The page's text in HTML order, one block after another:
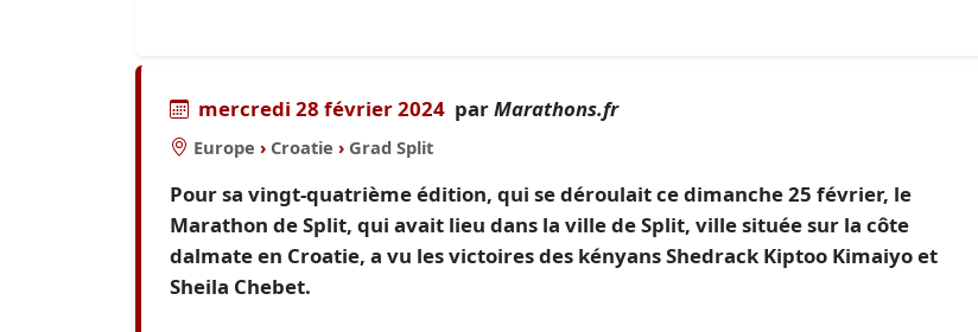
mercredi 28 février 2024 parMarathons.fr
Europe › Croatie › Grad Split
Pour sa vingt-quatrième édition, qui se déroulait ce dimanche 25 février, le
Marathon de Split, qui avait lieu dans la ville de Split, ville située sur la côte
dalmate en Croatie, a vu les victoires des kényans Shedrack Kiptoo Kimaiyo et
Sheila Chebet.